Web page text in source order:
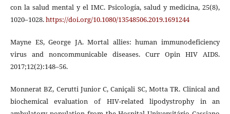
con la salud mental y el IMC. Psicología, salud y medicina, 25(8),
1020–1028.https://doi.org/10.1080/13548506.2019.1691244
Mayne ES, George JA. Mortal allies: human immunodeficiency
virus and noncommunicable diseases. Curr Opin HIV AIDS.
2017;12(2):148–56.
Monnerat BZ, Cerutti Junior C, Caniçali SC, Motta TR. Clinical and
biochemical evaluation of HIV-related lipodystrophy in an